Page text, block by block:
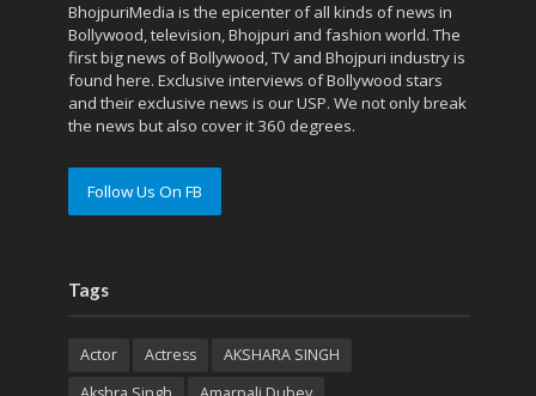
BhojpuriMedia is the epicenter of all kinds of news in
Bollywood, television, Bhojpuri and fashion world. The
first big news of Bollywood, TV and Bhojpuri industry is
found here. Exclusive interviews of Bollywood stars
and their exclusive news is our USP. We not only break
the news but also cover it 360 degrees.
Follow Us On FB
Tags
Actor Actress
AKSHARA SINGH